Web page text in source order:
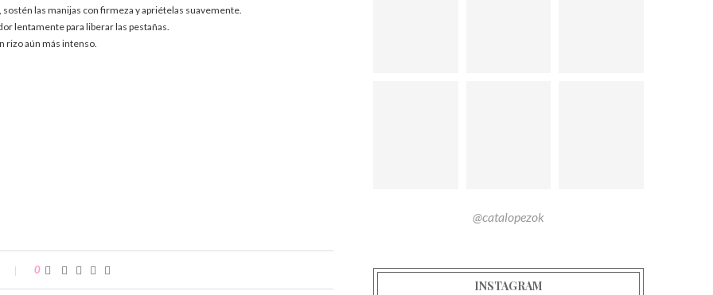
sostén las manijas con firmeza y apriételas suavemente.
lentamente para liberar las pestañas.
rizo aún más intenso.
0
@catalopezok
INSTAGRAM